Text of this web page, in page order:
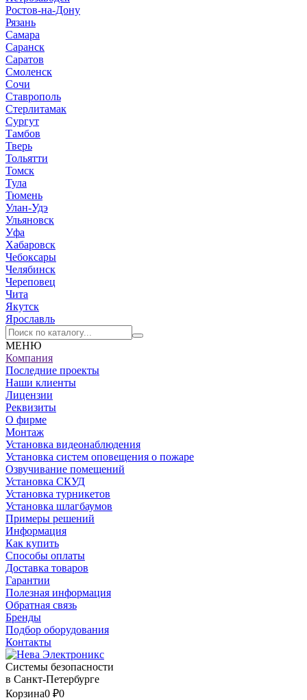
Ростов-на-Дону
Рязань
Самара
Саранск
Саратов
Смоленск
Сочи
Ставрополь
Стерлитамак
Сургут
Тамбов
Тверь
Тольятти
Томск
Тула
Тюмень
Улан-Удэ
Ульяновск
Уфа
Хабаровск
Чебоксары
Челябинск
Череповец
Чита
Якутск
Ярославль
МЕНЮ
Компания
Последние проекты
Наши клиенты
Лицензии
Реквизиты
О фирме
Монтаж
Установка видеонаблюдения
Установка систем оповещения о пожаре
Озвучивание помещений
Установка СКУД
Установка турникетов
Установка шлагбаумов
Примеры решений
Информация
Как купить
Способы оплаты
Доставка товаров
Гарантии
Полезная информация
Обратная связь
Бренды
Подбор оборудования
Контакты
Системы безопасности
в Санкт-Петербурге
Корзина0 ₽0